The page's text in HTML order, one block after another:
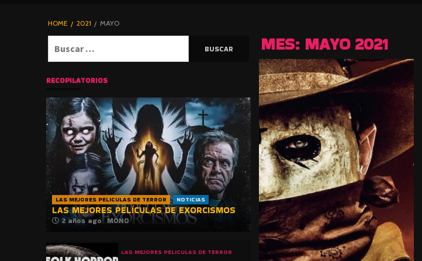
BLOGHORROR
⋆
HOME 2021 MAYO
MES: MAYO 2021
RECOPILATORIOS
LAS MEJORES PELICULAS DE TERROR NOTICIAS
LAS MEJORES PELÍCULAS DE EXORCISMOS
2 años ago MONO
LAS MEJORES PELICULAS DE TERROR